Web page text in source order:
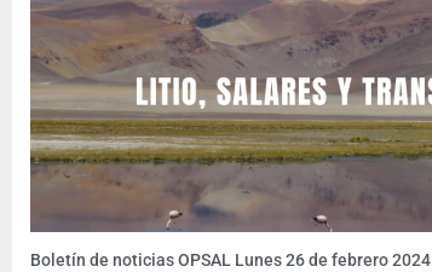
Boletín de noticias OPSAL Lunes 26 de febrero 2024